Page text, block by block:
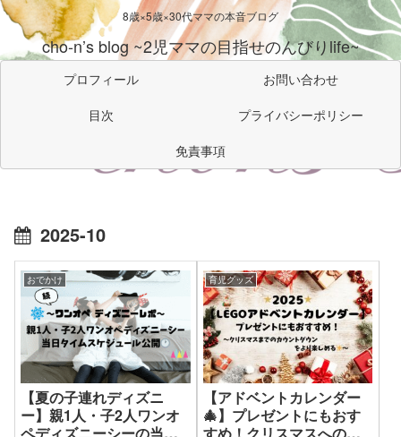
8歳×5歳×30代ママの本音ブログ
cho-n’s blog ~2児ママの目指せのんびりlife~
プロフィール
お問い合わせ
目次
プライバシーポリシー
免責事項
2025-10
おでかけ
【夏の子連れディズニ
ー】親1人・子2人ワンオ
育児グッズ
【アドベントカレンダー
🎄】プレゼントにもおす